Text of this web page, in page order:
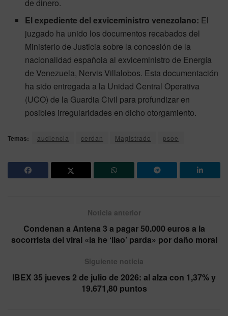
de dinero.
El expediente del exviceministro venezolano: El
juzgado ha unido los documentos recabados del
Ministerio de Justicia sobre la concesión de la
nacionalidad española al exviceministro de Energía
de Venezuela, Nervis Villalobos. Esta documentación
ha sido entregada a la Unidad Central Operativa
(UCO) de la Guardia Civil para profundizar en
posibles irregularidades en dicho otorgamiento.
Temas: audiencia cerdan Magistrado psoe
Noticia anterior
Condenan a Antena 3 a pagar 50.000 euros a la
socorrista del viral «la he ‘liao’ parda» por daño moral
Siguiente noticia
IBEX 35 jueves 2 de julio de 2026: al alza con 1,37% y
19.671,80 puntos